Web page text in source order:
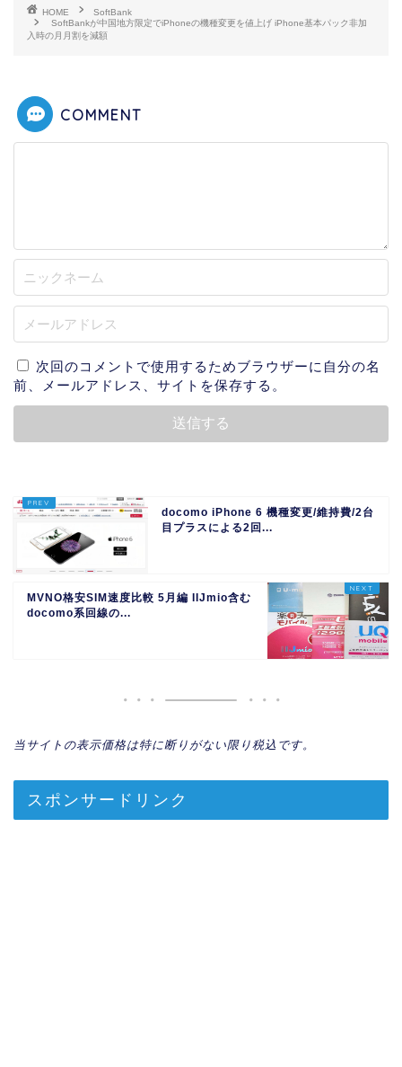
HOME
SoftBank
SoftBankが中国地方限定でiPhoneの機種変更を値上げ iPhone基本パック非加
入時の月月割を減額
COMMENT
次回のコメントで使用するためブラウザーに自分の名
前、メールアドレス、サイトを保存する。
docomo iPhone 6 機種変更/維持費/2台
目プラスによる2回...
MVNO格安SIM速度比較 5月編 IIJmio含む
docomo系回線の...
当サイトの表示価格は特に断りがない限り税込です。
スポンサードリンク